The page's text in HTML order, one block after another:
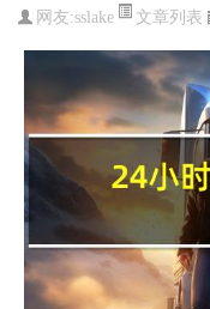
网友:sslake 文章列表